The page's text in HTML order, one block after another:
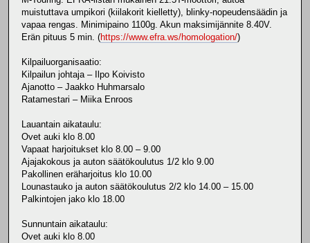
muistuttava umpikori (kiilakorit kielletty), blinky-nopeudensäädin ja
vapaa rengas. Minimipaino 1100g. Akun maksimijännite 8.40V.
Erän pituus 5 min. (https://www.efra.ws/homologation/)
Kilpailuorganisaatio:
Kilpailun johtaja – Ilpo Koivisto
Ajanotto – Jaakko Huhmarsalo
Ratamestari – Miika Enroos
Lauantain aikataulu:
Ovet auki klo 8.00
Vapaat harjoitukset klo 8.00 – 9.00
Ajajakokous ja auton säätökoulutus 1/2 klo 9.00
Pakollinen eräharjoitus klo 10.00
Lounastauko ja auton säätökoulutus 2/2 klo 14.00 – 15.00
Palkintojen jako klo 18.00
Sunnuntain aikataulu:
Ovet auki klo 8.00